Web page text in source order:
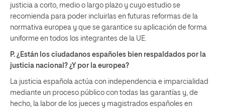
justicia a corto, medio o largo plazo y cuyo estudio se
recomienda para poder incluirlas en futuras reformas de la
normativa europea y que se garantice su aplicación de forma
uniforme en todos los integrantes de la UE.
P. ¿Están los ciudadanos españoles bien respaldados por la
justicia nacional? ¿Y por la europea?
La justicia española actúa con independencia e imparcialidad
mediante un proceso público con todas las garantías y, de
hecho, la labor de los jueces y magistrados españoles en